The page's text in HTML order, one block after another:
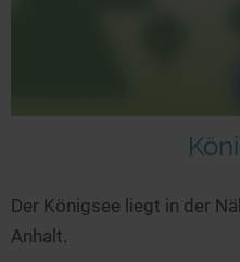
Der Königsee liegt in der
Anhalt.